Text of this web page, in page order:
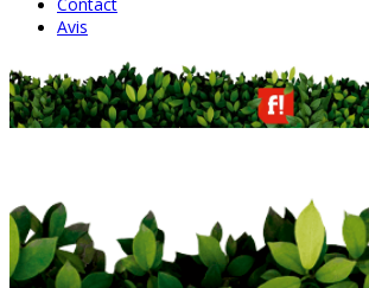
Avis